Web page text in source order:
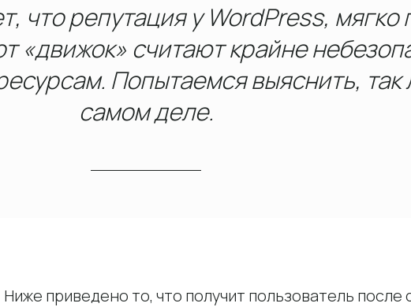
что репутация у WordPress, мягко
«движок» считают крайне
Попытаемся выяснить, так
самом деле.
Ниже приведено то, что получит пользователь после